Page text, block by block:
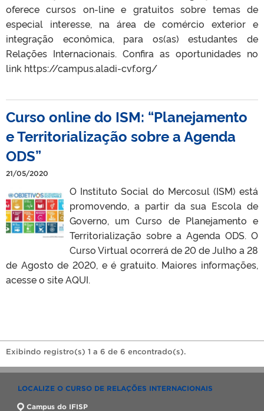
oferece cursos on-line e gratuitos sobre temas de
especial interesse, na área de comércio exterior e
integração econômica, para os(as) estudantes de
Relações Internacionais. Confira as oportunidades no
link https://campus.aladi-cvf.org/
Curso online do ISM: “Planejamento
e Territorialização sobre a Agenda
ODS”
21/05/2020
O Instituto Social do Mercosul (ISM) está
promovendo, a partir da sua Escola de
Governo, um Curso de Planejamento e
Territorialização sobre a Agenda ODS. O
Curso Virtual ocorrerá de 20 de Julho a 28
de Agosto de 2020, e é gratuito. Maiores informações,
acesse o site AQUI.
Exibindo registro(s) 1 a 6 de 6 encontrado(s).
LOCALIZE O CURSO DE RELAÇÕES INTERNACIONAIS
Campus do IFISP